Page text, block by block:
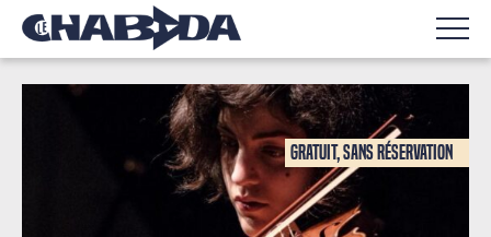
Gratuit, sans réservation